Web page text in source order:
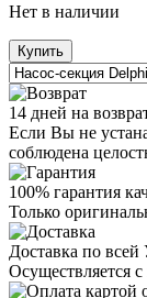
Нет в наличии
Купить
14 дней на
Если Вы не
соблюдена
100% гарантия
Только
Доставка по всей
Осуществляется